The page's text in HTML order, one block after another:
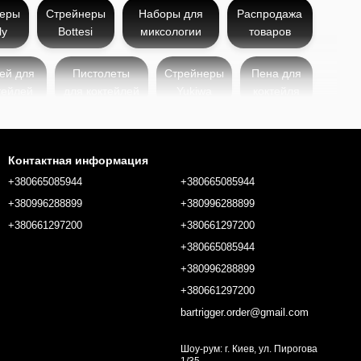
Стрейнеры
Bottesi
Наборы для
миксологии
Распродажа
товаров
для
Пистолеты
Стрейнеры
Пена для
коктейлей
джулеп-
прочность,
лед, не
налива.
обеспечивает
Контактная информация
+380665085944
+380996288899
+380661297200
+380665085944
+380996288899
+380661297200
+380665085944
+380996288899
+380661297200
bartrigger.order@gmail.com
Шоу-рум: г. Киев, ул. Пирогова